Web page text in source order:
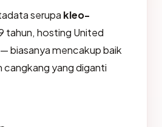
serupa kleo-
tahun, hosting United
biasanya mencakup baik
cangkang yang diganti